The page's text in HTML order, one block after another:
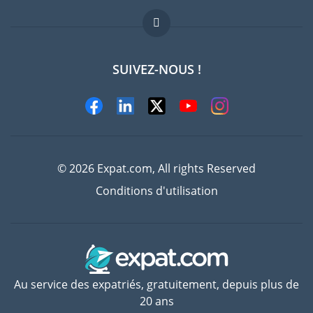
Offres d'emploi
FAQ
Experts
SUIVEZ-NOUS !
© 2026 Expat.com, All rights Reserved
Conditions d'utilisation
Au service des expatriés, gratuitement, depuis plus de
20 ans